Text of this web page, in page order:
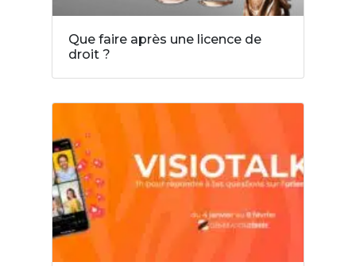
Que faire après une licence de
droit ?